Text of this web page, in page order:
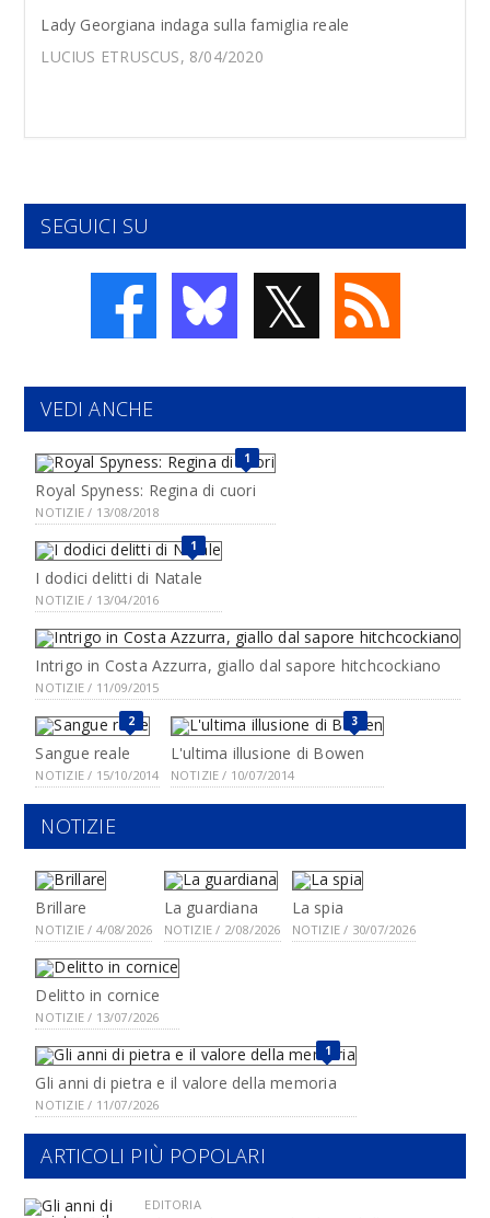
Lady Georgiana indaga sulla famiglia reale
LUCIUS ETRUSCUS, 8/04/2020
SEGUICI SU
𝕏
VEDI ANCHE
1
Royal Spyness: Regina di cuori
NOTIZIE / 13/08/2018
1
I dodici delitti di Natale
NOTIZIE / 13/04/2016
Intrigo in Costa Azzurra, giallo dal sapore hitchcockiano
NOTIZIE / 11/09/2015
2
Sangue reale
NOTIZIE / 15/10/2014
3
L'ultima illusione di Bowen
NOTIZIE / 10/07/2014
NOTIZIE
Brillare
NOTIZIE / 4/08/2026
La guardiana
NOTIZIE / 2/08/2026
La spia
NOTIZIE / 30/07/2026
Delitto in cornice
NOTIZIE / 13/07/2026
1
Gli anni di pietra e il valore della memoria
NOTIZIE / 11/07/2026
ARTICOLI PIÙ POPOLARI
EDITORIA